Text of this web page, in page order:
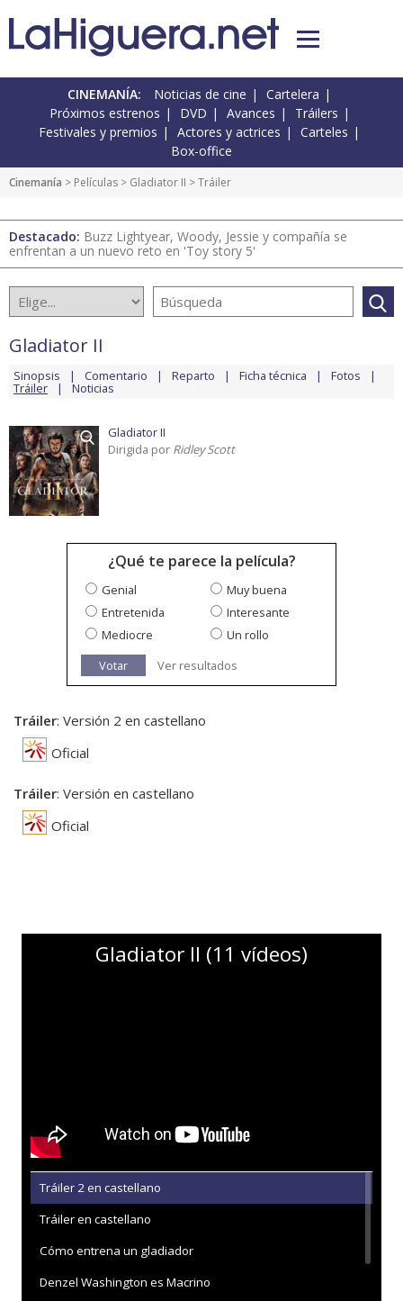
CINEMANÍA: Noticias de cine
Cartelera
Próximos estrenos
DVD Avances
Tráilers
Festivales y premios
Actores y actrices
Carteles
Box-office
Cinemanía > Películas > Gladiator II > Tráiler
Destacado: Buzz Lightyear, Woody, Jessie y compañía se
enfrentan a un nuevo reto en 'Toy story 5'
Gladiator II
Sinopsis Comentario Reparto Ficha técnica Fotos
Tráiler Noticias
Gladiator II
Dirigida por Ridley Scott
¿Qué te parece la película?
Genial
Muy buena
Entretenida
Interesante
Mediocre
Un rollo
Votar
Ver resultados
Tráiler: Versión 2 en castellano
Oficial
Tráiler: Versión en castellano
Oficial
Gladiator II (11 vídeos)
Tráiler 2 en castellano
Tráiler en castellano
Cómo entrena un gladiador
Denzel Washington es Macrino